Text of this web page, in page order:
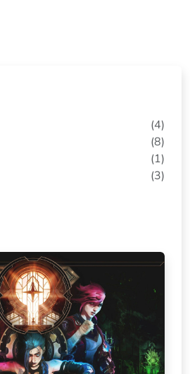
(4)
(8)
(1)
(3)